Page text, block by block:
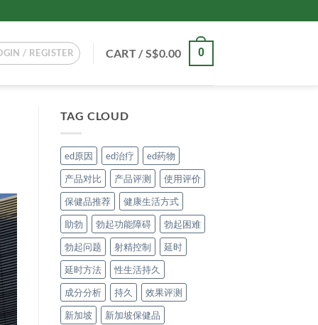
/ REGISTER CART /S$0.00 0
TAG CLOUD
ed原因 ed治疗
ed药物
产品对比
产品评测
使用评价
保健品推荐
健康生活方式
助勃
勃起功能障碍
勃起困难
勃起问题
射精控制
延时
延时方法
性生活持久
成分分析
持久
效果评测
新加坡
新加坡保健品